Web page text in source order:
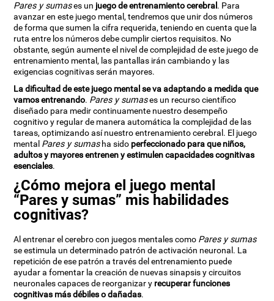
Pares y sumases un juego de entrenamiento cerebral. Para
avanzar en este juego mental, tendremos que unir dos números
de forma que sumen la cifra requerida, teniendo en cuenta que la
ruta entre los números debe cumplir ciertos requisitos. No
obstante, según aumente el nivel de complejidad de este juego de
entrenamiento mental, las pantallas irán cambiando y las
exigencias cognitivas serán mayores.
La dificultad de este juego mental se va adaptando a medida que
vamos entrenando. Pares y sumases un recurso científico
diseñado para medir continuamente nuestro desempeño
cognitivo y regular de manera automática la complejidad de las
tareas, optimizando así nuestro entrenamiento cerebral. El juego
mental Pares y sumasha sido perfeccionado para que niños,
adultos y mayores entrenen y estimulen capacidades cognitivas
esenciales.
¿Cómo mejora el juego mental
“Pares y sumas” mis habilidades
cognitivas?
Al entrenar el cerebro con juegos mentales como Pares y sumas
se estimula un determinado patrón de activación neuronal. La
repetición de ese patrón a través del entrenamiento puede
ayudar a fomentar la creación de nuevas sinapsis y circuitos
neuronales capaces de reorganizar y recuperar funciones
cognitivas más débiles o dañadas.